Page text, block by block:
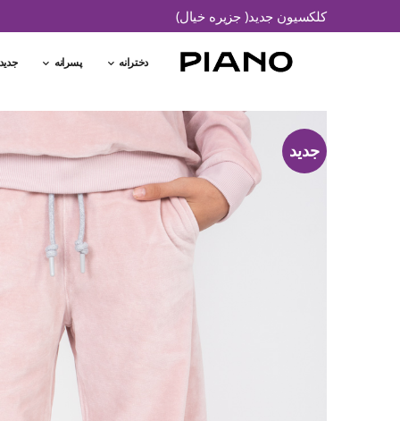
کلکسیون جدید( جزیره خیال)
دخترانه پسرانه
جدید